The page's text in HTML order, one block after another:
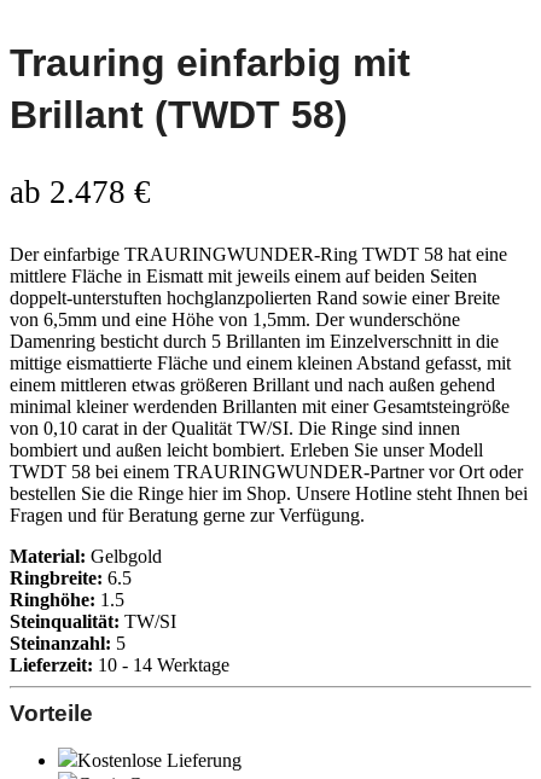
Trauring einfarbig mit
Brillant (TWDT 58)
ab 2.478 €
Der einfarbige TRAURINGWUNDER-Ring TWDT 58 hat eine
mittlere Fläche in Eismatt mit jeweils einem auf beiden Seiten
doppelt-unterstuften hochglanzpolierten Rand sowie einer Breite
von 6,5mm und eine Höhe von 1,5mm. Der wunderschöne
Damenring besticht durch 5 Brillanten im Einzelverschnitt in die
mittige eismattierte Fläche und einem kleinen Abstand gefasst, mit
einem mittleren etwas größeren Brillant und nach außen gehend
minimal kleiner werdenden Brillanten mit einer Gesamtsteingröße
von 0,10 carat in der Qualität TW/SI. Die Ringe sind innen
bombiert und außen leicht bombiert. Erleben Sie unser Modell
TWDT 58 bei einem TRAURINGWUNDER-Partner vor Ort oder
bestellen Sie die Ringe hier im Shop. Unsere Hotline steht Ihnen bei
Fragen und für Beratung gerne zur Verfügung.
Material: Gelbgold
Ringbreite: 6.5
Ringhöhe: 1.5
Steinqualität: TW/SI
Steinanzahl: 5
Lieferzeit: 10 - 14 Werktage
Vorteile
Kostenlose Lieferung